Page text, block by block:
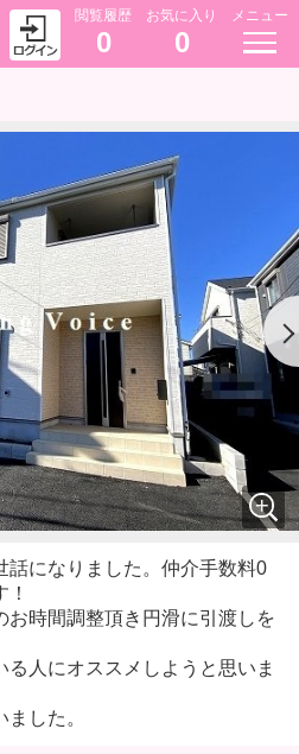
閲覧履歴
0
お気に入り
0
メニュー
話になりました。仲介手数料0
お時間調整頂き円滑に引渡しを
人にオススメしようと思いま
した。